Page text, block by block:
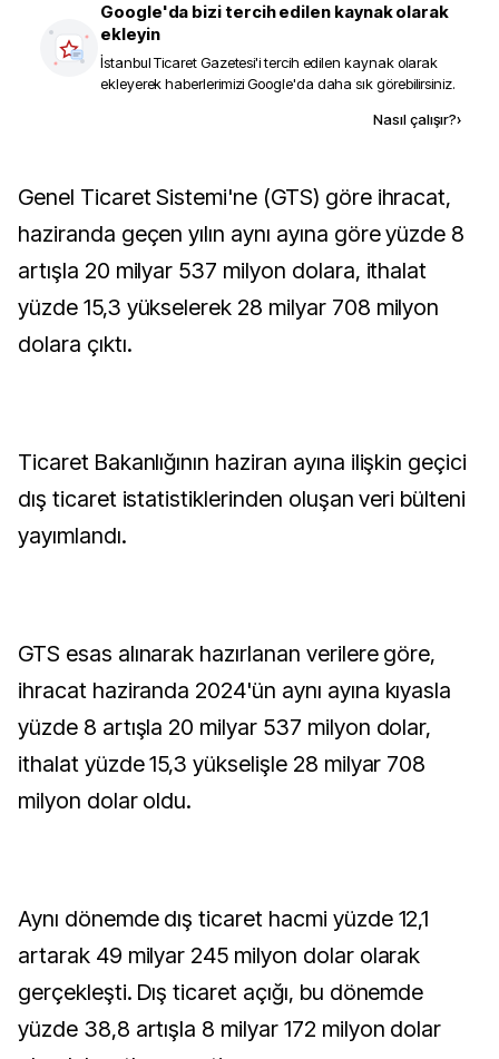
Google'da bizi tercih edilen kaynak olarak
ekleyin
İstanbul Ticaret Gazetesi'i tercih edilen kaynak olarak
ekleyerek haberlerimizi Google'da daha sık görebilirsiniz.
Nasıl çalışır?›
Genel Ticaret Sistemi'ne (GTS) göre ihracat,
haziranda geçen yılın aynı ayına göre yüzde 8
artışla 20 milyar 537 milyon dolara, ithalat
yüzde 15,3 yükselerek 28 milyar 708 milyon
dolara çıktı.
Ticaret Bakanlığının haziran ayına ilişkin geçici
dış ticaret istatistiklerinden oluşan veri bülteni
yayımlandı.
GTS esas alınarak hazırlanan verilere göre,
ihracat haziranda 2024'ün aynı ayına kıyasla
yüzde 8 artışla 20 milyar 537 milyon dolar,
ithalat yüzde 15,3 yükselişle 28 milyar 708
milyon dolar oldu.
Aynı dönemde dış ticaret hacmi yüzde 12,1
artarak 49 milyar 245 milyon dolar olarak
gerçekleşti. Dış ticaret açığı, bu dönemde
yüzde 38,8 artışla 8 milyar 172 milyon dolar